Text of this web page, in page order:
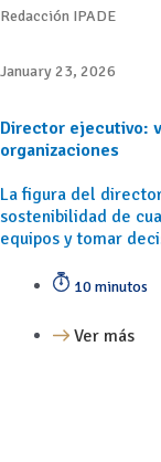
Redacción IPADE
January 23, 2026
Director ejecutivo:
organizaciones
La figura del
sostenibilidad de
equipos y tomar
10 minutos
Ver más